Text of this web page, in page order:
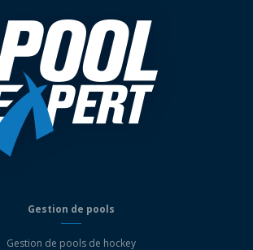
Gestion de pools
Gestion de pools de hockey